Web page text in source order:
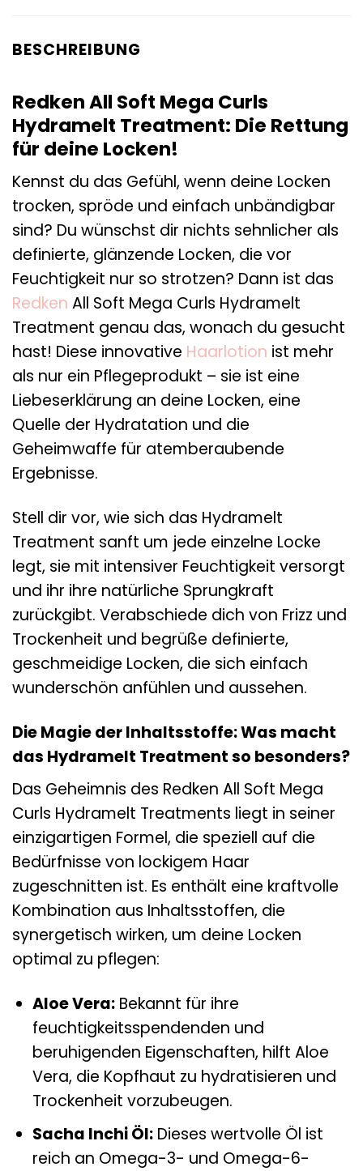
BESCHREIBUNG
Redken All Soft Mega Curls
Hydramelt Treatment: Die Rettung
für deine Locken!
Kennst du das Gefühl, wenn deine Locken
trocken, spröde und einfach unbändigbar
sind? Du wünschst dir nichts sehnlicher als
definierte, glänzende Locken, die vor
Feuchtigkeit nur so strotzen? Dann ist das
Redken All Soft Mega Curls Hydramelt
Treatment genau das, wonach du gesucht
hast! Diese innovative Haarlotion ist mehr
als nur ein Pflegeprodukt – sie ist eine
Liebeserklärung an deine Locken, eine
Quelle der Hydratation und die
Geheimwaffe für atemberaubende
Ergebnisse.
Stell dir vor, wie sich das Hydramelt
Treatment sanft um jede einzelne Locke
legt, sie mit intensiver Feuchtigkeit versorgt
und ihr ihre natürliche Sprungkraft
zurückgibt. Verabschiede dich von Frizz und
Trockenheit und begrüße definierte,
geschmeidige Locken, die sich einfach
wunderschön anfühlen und aussehen.
Die Magie der Inhaltsstoffe: Was macht
das Hydramelt Treatment so besonders?
Das Geheimnis des Redken All Soft Mega
Curls Hydramelt Treatments liegt in seiner
einzigartigen Formel, die speziell auf die
Bedürfnisse von lockigem Haar
zugeschnitten ist. Es enthält eine kraftvolle
Kombination aus Inhaltsstoffen, die
synergetisch wirken, um deine Locken
optimal zu pflegen:
Aloe Vera:Bekannt für ihre
feuchtigkeitsspendenden und
beruhigenden Eigenschaften, hilft Aloe
Vera, die Kopfhaut zu hydratisieren und
Trockenheit vorzubeugen.
Sacha Inchi Öl:Dieses wertvolle Öl ist
reich an Omega-3- und Omega-6-